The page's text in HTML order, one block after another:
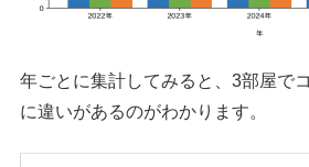
年ごとに集計してみると、3部屋で
に違いがあるのがわかります。